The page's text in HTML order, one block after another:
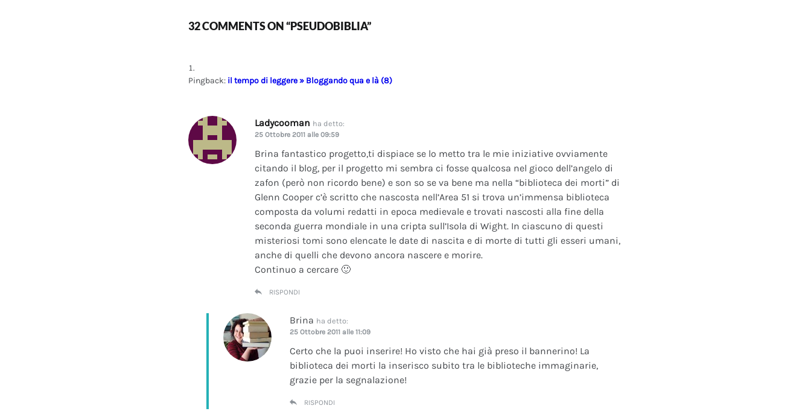
32 COMMENTS ON “PSEUDOBIBLIA”
Pingback: il tempo di leggere » Bloggando qua e là (8)
Ladycooman ha detto:
25 Ottobre 2011 alle 09:59
Brina fantastico progetto,ti dispiace se lo metto tra le mie iniziative ovviamente
citando il blog, per il progetto mi sembra ci fosse qualcosa nel gioco dell’angelo di
zafon (però non ricordo bene) e son so se va bene ma nella “biblioteca dei morti” di
Glenn Cooper c’è scritto che nascosta nell’Area 51 si trova un’immensa biblioteca
composta da volumi redatti in epoca medievale e trovati nascosti alla fine della
seconda guerra mondiale in una cripta sull’Isola di Wight. In ciascuno di questi
misteriosi tomi sono elencate le date di nascita e di morte di tutti gli esseri umani,
anche di quelli che devono ancora nascere e morire.
Continuo a cercare 🙂
RISPONDI
Brina ha detto:
25 Ottobre 2011 alle 11:09
Certo che la puoi inserire! Ho visto che hai già preso il bannerino! La
biblioteca dei morti la inserisco subito tra le biblioteche immaginarie,
grazie per la segnalazione!
RISPONDI